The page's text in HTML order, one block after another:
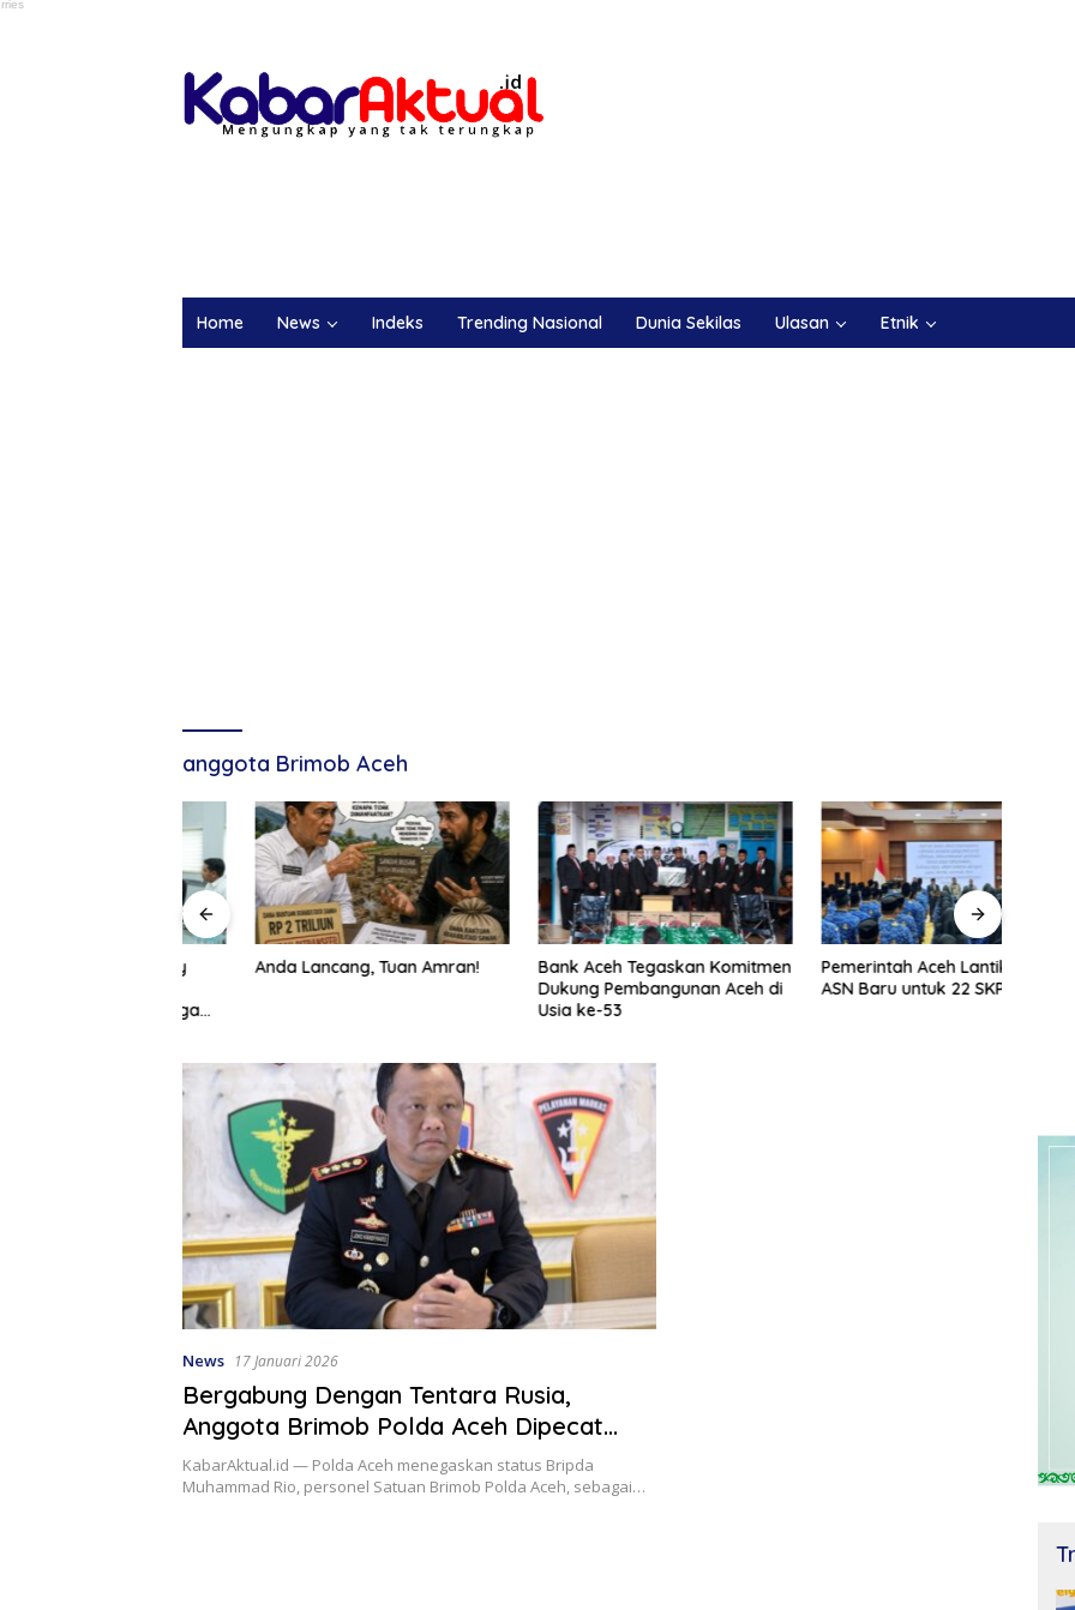
Home News Indeks Trending Nasional Dunia Sekilas Ulasan Etnik
anggota Brimob Aceh
Anda Lancang, Tuan Amran!
Bank Aceh Tegaskan Komitmen
Dukung Pembangunan Aceh di
Usia ke-53
Pemerintah Aceh Lantik 228
ASN Baru untuk 22 SKPA
News 17 Januari 2026
Bergabung Dengan Tentara Rusia,
Anggota Brimob Polda Aceh Dipecat
Dengan tidak Hormat
KabarAktual.id — Polda Aceh menegaskan status Bripda
Muhammad Rio, personel Satuan Brimob Polda Aceh, sebagai…